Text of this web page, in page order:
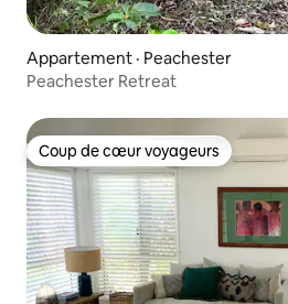
Appartement · Peachester
Peachester Retreat
Coup de cœur voyageurs
Coup de cœur voyageurs